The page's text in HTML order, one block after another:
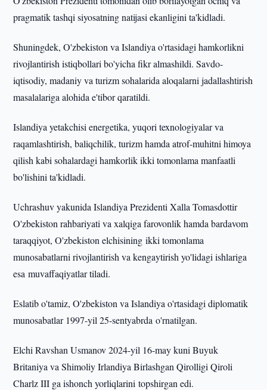
pragmatik tashqi siyosatning natijasi ekanligini ta'kidladi.
Shuningdek, O'zbekiston va Islandiya o'rtasidagi hamkorlikni
rivojlantirish istiqbollari bo'yicha fikr almashildi. Savdo-
iqtisodiy, madaniy va turizm sohalarida aloqalarni jadallashtirish
masalalariga alohida e'tibor qaratildi.
Islandiya yetakchisi energetika, yuqori texnologiyalar va
raqamlashtirish, baliqchilik, turizm hamda atrof-muhitni himoya
qilish kabi sohalardagi hamkorlik ikki tomonlama manfaatli
bo'lishini ta'kidladi.
Uchrashuv yakunida Islandiya Prezidenti Xalla Tomasdottir
O'zbekiston rahbariyati va xalqiga farovonlik hamda bardavom
taraqqiyot, O'zbekiston elchisining ikki tomonlama
munosabatlarni rivojlantirish va kengaytirish yo'lidagi ishlariga
esa muvaffaqiyatlar tiladi.
Eslatib o'tamiz, O'zbekiston va Islandiya o'rtasidagi diplomatik
munosabatlar 1997-yil 25-sentyabrda o'rnatilgan.
Elchi Ravshan Usmanov 2024-yil 16-may kuni Buyuk
Britaniya va Shimoliy Irlandiya Birlashgan Qirolligi Qiroli
Charlz III ga ishonch yorliqlarini topshirgan edi.